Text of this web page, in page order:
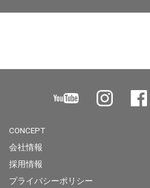
CONCEPT
会社情報
採用情報
プライバシーポリシー